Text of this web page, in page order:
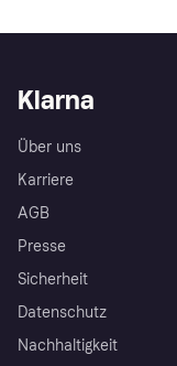
Klarna
Über uns
Karriere
AGB
Presse
Sicherheit
Datenschutz
Nachhaltigkeit